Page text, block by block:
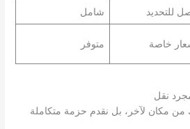
للتحديد
شامل
خاصة متوفر
نقل
من مكان لآخر، بل نقدم حزمة متكاملة